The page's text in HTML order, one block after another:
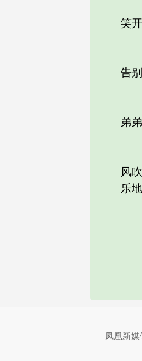
比
笑
决
告
下
弟
焦
风
乐
凤凰新媒